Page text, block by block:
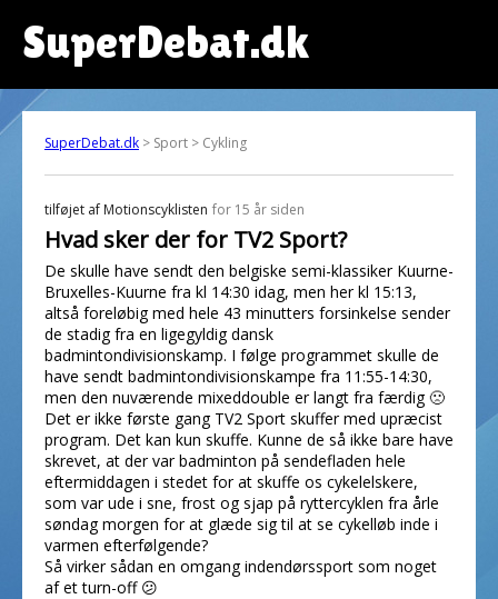
SuperDebat.dk
SuperDebat.dk > Sport > Cykling
tilføjet af Motionscyklisten for 15 år siden
Hvad sker der for TV2 Sport?
De skulle have sendt den belgiske semi-klassiker Kuurne-
Bruxelles-Kuurne fra kl 14:30 idag, men her kl 15:13,
altså foreløbig med hele 43 minutters forsinkelse sender
de stadig fra en ligegyldig dansk
badmintondivisionskamp. I følge programmet skulle de
have sendt badmintondivisionskampe fra 11:55-14:30,
men den nuværende mixeddouble er langt fra færdig 🙁
Det er ikke første gang TV2 Sport skuffer med upræcist
program. Det kan kun skuffe. Kunne de så ikke bare have
skrevet, at der var badminton på sendefladen hele
eftermiddagen i stedet for at skuffe os cykelelskere,
som var ude i sne, frost og sjap på ryttercyklen fra årle
søndag morgen for at glæde sig til at se cykelløb inde i
varmen efterfølgende?
Så virker sådan en omgang indendørssport som noget
af et turn-off 😕